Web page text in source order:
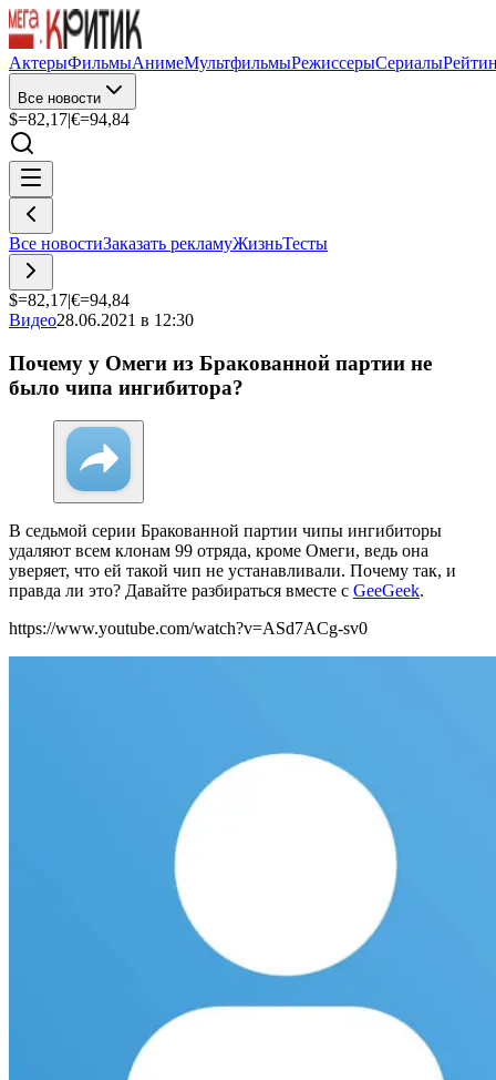
АктерыФильмыАнимеМультфильмыРежиссерыСериалы
Все новости
$=82,17|€=94,84
Все новостиЗаказать рекламуЖизньТесты
$=82,17|€=94,84
Видео28.06.2021 в 12:30
Почему у Омеги из Бракованной партии не
было чипа ингибитора?
В седьмой серии Бракованной партии чипы ингибиторы
удаляют всем клонам 99 отряда, кроме Омеги, ведь она
уверяет, что ей такой чип не устанавливали. Почему так, и
правда ли это? Давайте разбираться вместе с GeeGeek.
https://www.youtube.com/watch?v=ASd7ACg-sv0